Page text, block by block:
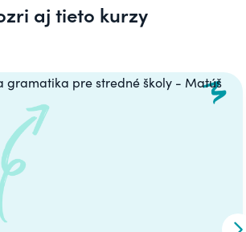
aj tieto kurzy